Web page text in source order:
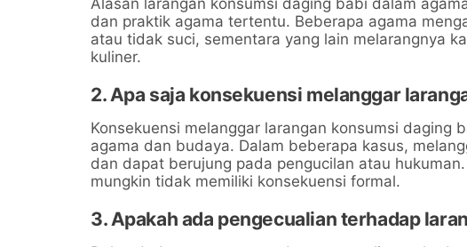
Alasan larangan konsumsi daging babi dalam
dan praktik agama tertentu. Beberapa agama
atau tidak suci, sementara yang lain melarangnya
kuliner.
2. Apa saja konsekuensi melanggar
Konsekuensi melanggar larangan konsumsi daging
agama dan budaya. Dalam beberapa kasus,
dan dapat berujung pada pengucilan atau
mungkin tidak memiliki konsekuensi formal.
3. Apakah ada pengecualian terhadap